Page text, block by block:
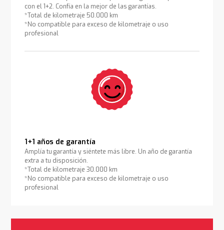
con el 1+2. Confía en la mejor de las garantías.
*Total de kilometraje 50.000 km
*No compatible para exceso de kilometraje o uso
profesional
1+1 años de garantía
Amplía tu garantía y siéntete más libre. Un año de garantía
extra a tu disposición.
*Total de kilometraje 30.000 km
*No compatible para exceso de kilometraje o uso
profesional